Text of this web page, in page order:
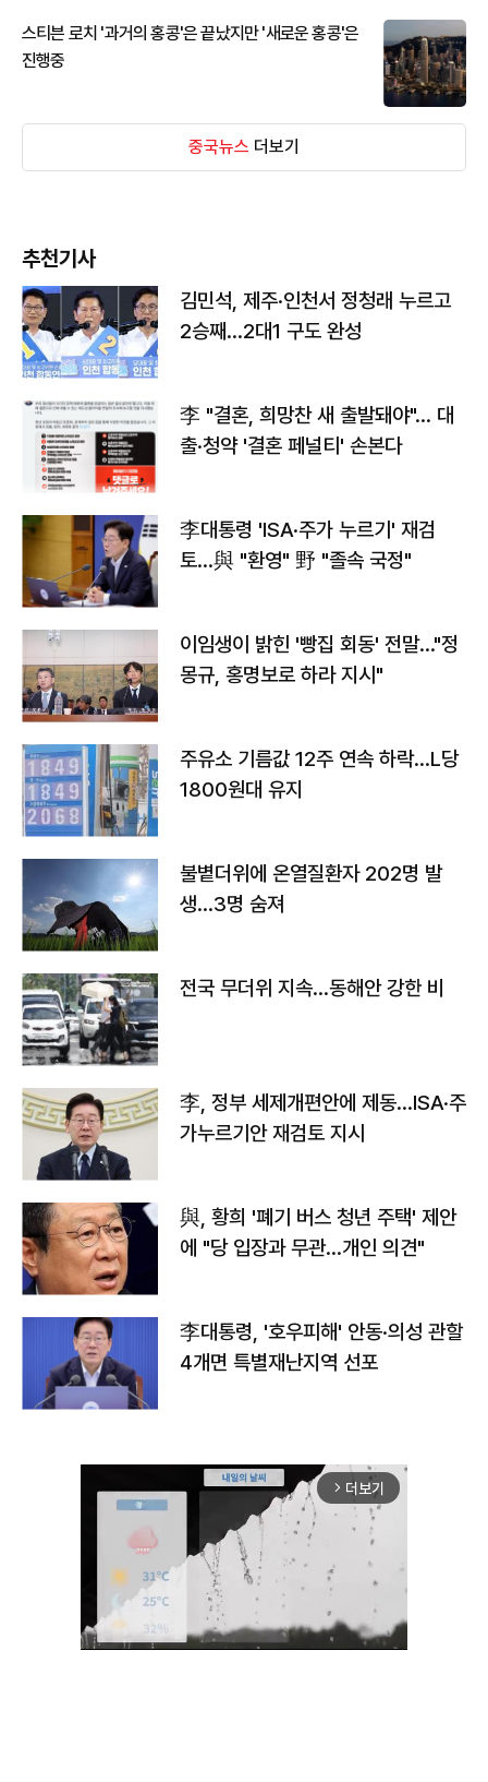
스티븐 로치 '과거의 홍콩'은 끝났지만 '새로운 홍콩'은
진행중
중국뉴스 더보기
추천기사
김민석, 제주·인천서 정청래 누르고
2승째…2대1 구도 완성
李 "결혼, 희망찬 새 출발돼야"… 대
출·청약 '결혼 페널티' 손본다
李대통령 'ISA·주가 누르기' 재검
토…與 "환영" 野 "졸속 국정"
이임생이 밝힌 '빵집 회동' 전말…"정
몽규, 홍명보로 하라 지시"
주유소 기름값 12주 연속 하락…L당
1800원대 유지
불볕더위에 온열질환자 202명 발
생…3명 숨져
전국 무더위 지속…동해안 강한 비
李, 정부 세제개편안에 제동…ISA·주
가누르기안 재검토 지시
與, 황희 '폐기 버스 청년 주택' 제안
에 "당 입장과 무관…개인 의견"
李대통령, '호우피해' 안동·의성 관할
4개면 특별재난지역 선포
arrow_forward_ios 더보기